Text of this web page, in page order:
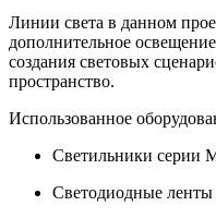
Линии света в данном
дополнительное
создания световых
пространство.
Использованное
Светильники серии
Светодиодные